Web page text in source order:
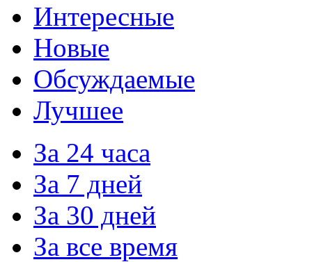
Интересные
Новые
Обсуждаемые
Лучшее
За 24 часа
За 7 дней
За 30 дней
За все время